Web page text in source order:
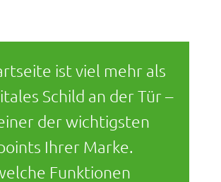
ist viel mehr als
Schild an der Tür –
der wichtigsten
Ihrer Marke.
Funktionen